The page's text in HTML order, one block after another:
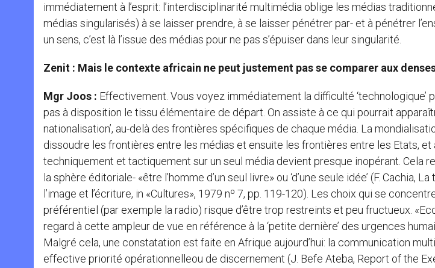
immédiatement à l’esprit: l’interdisciplinarité multimédia oblige les médias
médias singularisés) à se laisser prendre, à se laisser pénétrer par- et à pénétrer
un sens, c’est là l’issue des médias pour ne pas s’épuiser dans leur singularité.
Zenit : Mais le contexte africain ne peut justement pas se comparer aux
Mgr Joos : Effectivement. Vous voyez immédiatement la difficulté ‘technologique’
pas à disposition le tissu élémentaire de départ. On assiste à ce qui pourrait
nationalisation’, au-delà des frontières spécifiques de chaque média. La
dissoudre les frontières entre les médias et ensuite les frontières entre les Etats,
techniquement et tactiquement sur un seul média devient presque inopérant. Cela
la sphère éditoriale- «être l’homme d’un seul livre» ou ‘d’une seule idée’ (F. Cachia,
l’image et l’écriture, in «Cultures», 1979 nº 7, pp. 119-120). Les choix qui se
préférentiel (par exemple la radio) risque d’être trop restreints et peu fructueux.
regard à cette ampleur de vue en référence à la ‘petite dernière’ des urgences
Malgré cela, une constatation est faite en Afrique aujourd’hui: la communication
effective priorité opérationnelleou de discernement (J. Befe Ateba, Report of the